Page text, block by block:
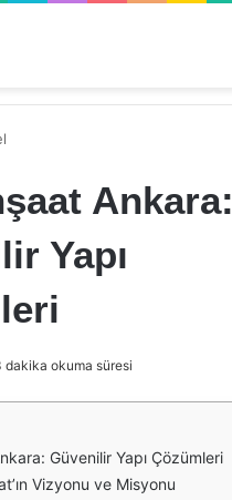
Ankara:
Yapı
dakika okuma süresi
Güvenilir Yapı Çözümleri
Vizyonu ve Misyonu